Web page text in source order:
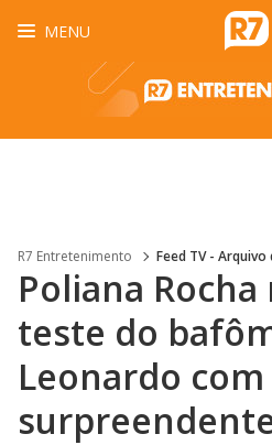
MENU
R7 Entretenimento Feed TV - Arquivo
Poliana Rocha
teste do
Leonardo